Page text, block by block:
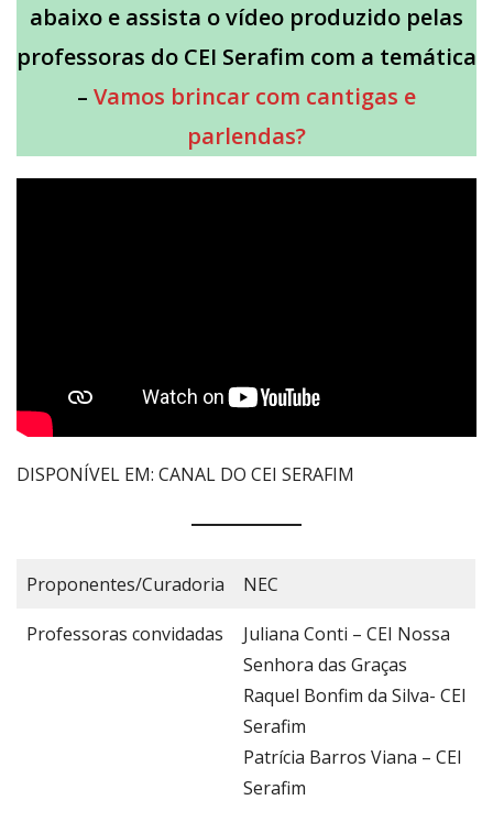
abaixo e assista o vídeo produzido pelas
professoras do CEI Serafim com a temática
– Vamos brincar com cantigas e
parlendas?
DISPONÍVEL EM: CANAL DO CEI SERAFIM
Proponentes/Curadoria NEC
Professoras convidadas
Juliana Conti – CEI Nossa
Senhora das Graças
Raquel Bonfim da Silva- CEI
Serafim
Patrícia Barros Viana – CEI
Serafim